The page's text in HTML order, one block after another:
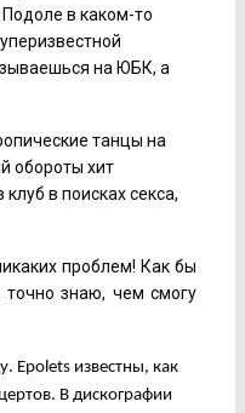
в каком-то
на ЮБК, а
танцы на
обороты хит
в поисках секса,
проблем! Как бы
знаю, чем смогу
Epolets известны, как
В дискографии